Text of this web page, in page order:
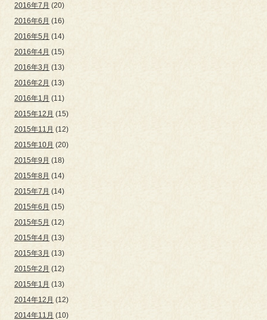
2016年7月 (20)
2016年6月 (16)
2016年5月 (14)
2016年4月 (15)
2016年3月 (13)
2016年2月 (13)
2016年1月 (11)
2015年12月 (15)
2015年11月 (12)
2015年10月 (20)
2015年9月 (18)
2015年8月 (14)
2015年7月 (14)
2015年6月 (15)
2015年5月 (12)
2015年4月 (13)
2015年3月 (13)
2015年2月 (12)
2015年1月 (13)
2014年12月 (12)
2014年11月 (10)